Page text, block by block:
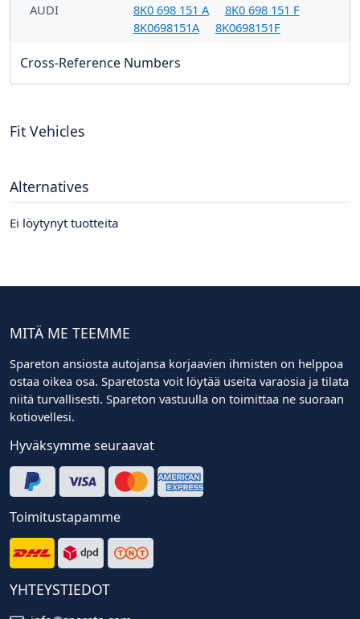
AUDI 8K0 698 151 A
8K0 698 151 F
8K0698151A
8K0698151F
Cross-Reference Numbers
Fit Vehicles
Alternatives
Ei löytynyt tuotteita
MITÄ ME TEEMME
Spareton ansiosta autojansa korjaavien ihmisten on helppoa
ostaa oikea osa. Sparetosta voit löytää useita varaosia ja tilata
niitä turvallisesti. Spareton vastuulla on toimittaa ne suoraan
kotiovellesi.
Hyväksymme seuraavat
Toimitustapamme
YHTEYSTIEDOT